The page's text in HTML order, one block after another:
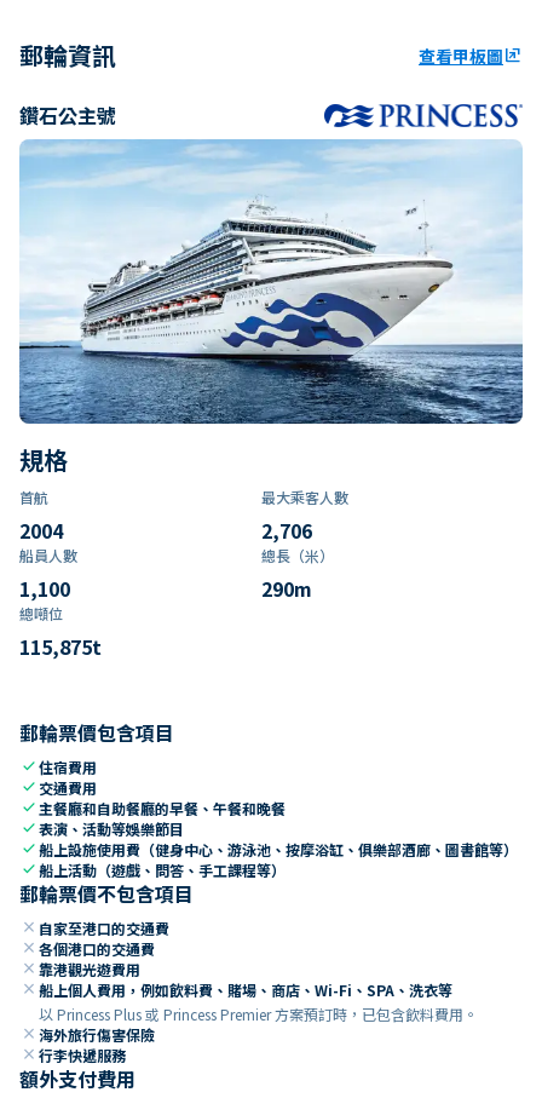
郵輪資訊 查看甲板圖ungroup
鑽石公主號
規格
首航
2004
最大乘客人數
2,706
船員人數
1,100
總長（米）
290m
總噸位
115,875t
郵輪票價包含項目
check住宿費用
check 交通費用
check 主餐廳和自助餐廳的早餐、午餐和晚餐
check表演、活動等娛樂節目
check船上設施使用費（健身中心、游泳池、按摩浴缸、俱樂部酒廊、圖書館等）
check船上活動（遊戲、問答、手工課程等）
郵輪票價不包含項目
close 自家至港口的交通費
close 各個港口的交通費
close 靠港觀光遊費用
close 船上個人費用，例如飲料費、賭場、商店、Wi-Fi、SPA、洗衣等
以 Princess Plus 或 Princess Premier 方案預訂時，已包含飲料費用。
close 海外旅行傷害保險
close 行李快遞服務
額外支付費用